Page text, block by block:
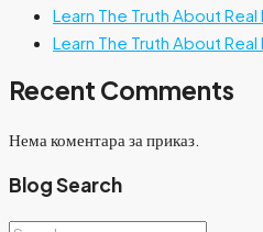
Learn The Truth About
Learn The Truth About
Recent Comments
Нема коментара за приказ.
Blog Search